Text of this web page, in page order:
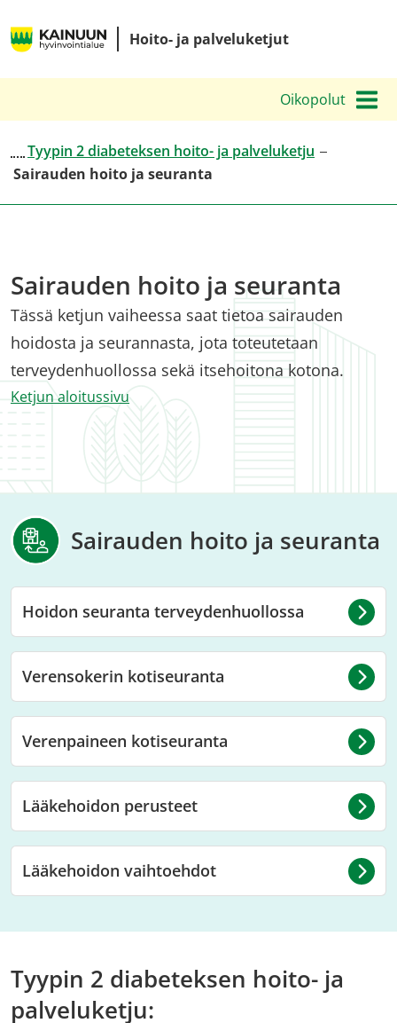
sisältöön
Oikopolut
Kainuun
Hoito- ja palveluketjut
Tyypin 2 diabeteksen hoito- ja palveluketju
Sairauden hoito ja seuranta
Sairauden hoito ja seuranta
Tässä ketjun vaiheessa saat tietoa sairauden
hoidosta ja seurannasta, jota toteutetaan
terveydenhuollossa sekä itsehoitona kotona.
Ketjun aloitussivu
Sairauden hoito ja seuranta
Hoidon seuranta terveydenhuollossa
Verensokerin kotiseuranta
Verenpaineen kotiseuranta
Lääkehoidon perusteet
Lääkehoidon vaihtoehdot
Tyypin 2 diabeteksen hoito- ja
palveluketju: